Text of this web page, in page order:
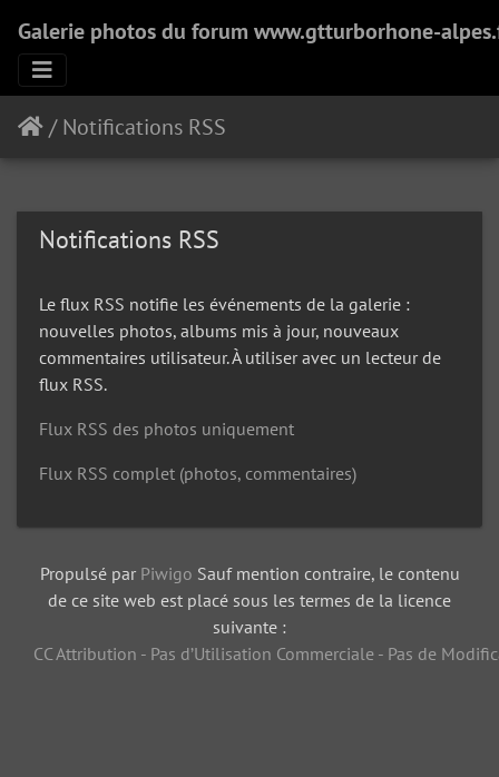
Galerie photos du forum www.gtturborhone-
/Notifications RSS
Notifications RSS
Le flux RSS notifie les événements de la galerie :
nouvelles photos, albums mis à jour, nouveaux
commentaires utilisateur. À utiliser avec un lecteur de
flux RSS.
Flux RSS des photos uniquement
Flux RSS complet (photos, commentaires)
Propulsé par Piwigo Sauf mention contraire, le contenu
de ce site web est placé sous les termes de la licence
suivante :
CC Attribution - Pas d’Utilisation Commerciale - Pas de